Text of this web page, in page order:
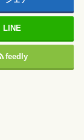
LINE
feedly